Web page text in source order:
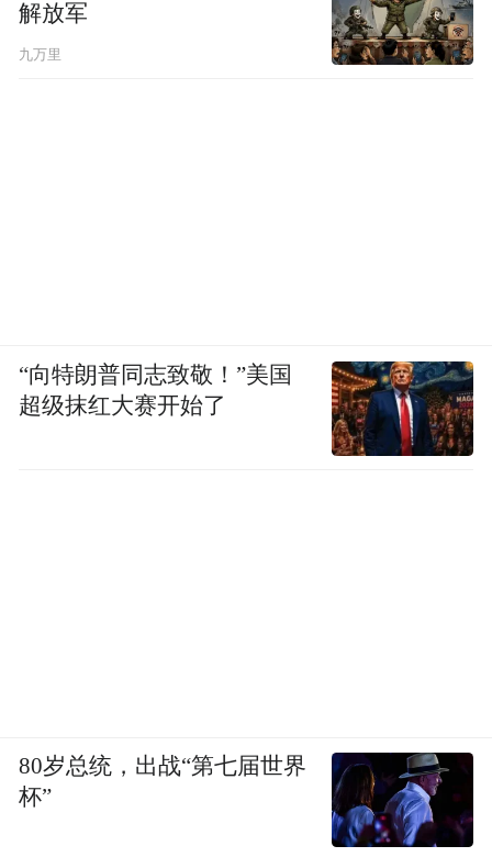
解放军
九万里
“向特朗普同志致敬！”美国
超级抹红大赛开始了
80岁总统，出战“第七届世界
杯”